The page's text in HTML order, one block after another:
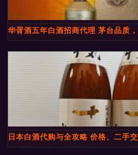
华胥酒五年白酒招商代理 茅台品质
日本白酒代购与全攻略 价格、二手